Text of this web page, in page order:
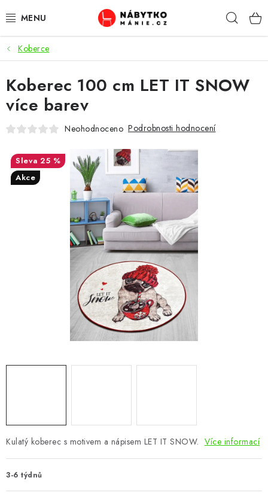
na
OBÝVACÍ POKOJ
KUCHYŇ A JÍDELNA
LOŽNICE
KANCELÁŘ / PRACOVNA
KOUPELNA A WC
CHOVATELSKÉ POTŘEBY
DOPLŇKY A DEKORACE
OSTATNÍ
VÝPRODEJ
Vše o nákupu Info
Reklamace a odstoupení od smlouvy
Kontakty
Koberce
Kulatý koberec s motivem a nápisem LET IT SNOW. Více informací
3-6 týdnů
Koberec 100 cm LET IT SNOW
více barev
Neohodnoceno Podrobnosti hodnocení
25 %
Akce